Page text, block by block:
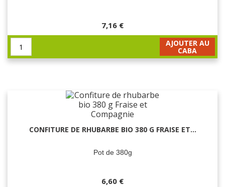
7,16 €
AJOUTER AU
CABA
CONFITURE DE RHUBARBE BIO 380 G FRAISE ET...
Pot de 380g
6,60 €